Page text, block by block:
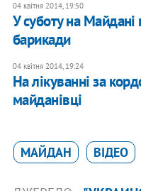
04 квітня 2014, 19:50
У суботу на Майдані
барикади
04 квітня 2014, 19:24
На лікуванні за
майданівці
МАЙДАН ВІДЕО